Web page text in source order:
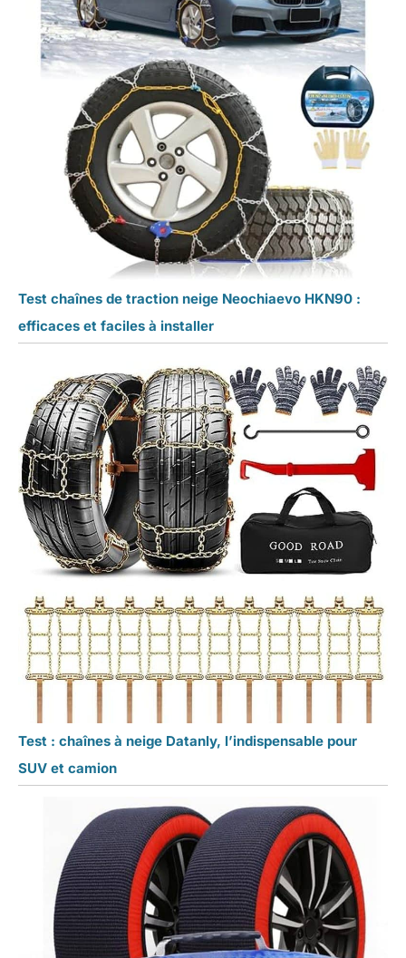
Test chaînes de traction neige Neochiaevo HKN90 :
efficaces et faciles à installer
Test : chaînes à neige Datanly, l’indispensable pour
SUV et camion